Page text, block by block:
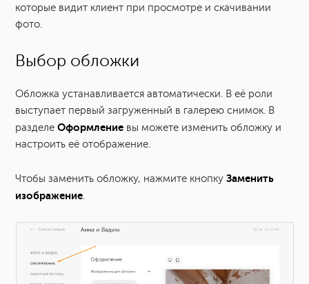
Водяной знак
Срок хранения галереи
Корзина: как восстановить удаленную галерею?
Как скачать фотографии из редактора галереи?
которые видит клиент при просмотре и скачивании
фото.
Выбор обложки
Обложка устанавливается автоматически. В её роли
выступает первый загруженный в галерею снимок. В
разделеОформление вы можете изменить обложку и
настроить её отображение.
Чтобы заменить обложку, нажмите кнопкуЗаменить
изображение.